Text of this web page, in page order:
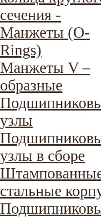
сечения -
Манжеты (O-
Rings)
Манжеты V –
образные
узлы
узлы в сборе
стальные